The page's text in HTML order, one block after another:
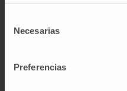
Necesarias
Preferencias
hábito de fumar como
estado de carencia